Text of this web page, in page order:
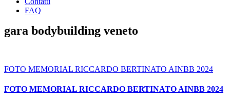
FAQ
gara bodybuilding veneto
FOTO MEMORIAL RICCARDO BERTINATO AINBB 2024
FOTO MEMORIAL RICCARDO BERTINATO AINBB 2024